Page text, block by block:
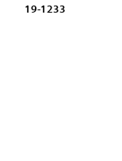
19-1233